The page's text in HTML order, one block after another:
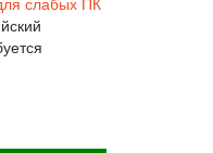
слабых ПК